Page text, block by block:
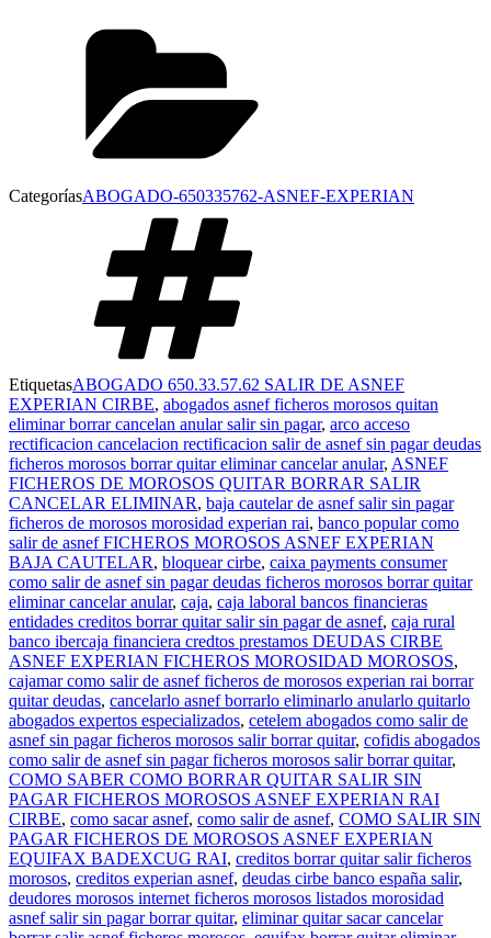
CategoríasABOGADO-650335762-ASNEF-EXPERIAN
EtiquetasABOGADO 650.33.57.62 SALIR DE ASNEF
EXPERIAN CIRBE, abogados asnef ficheros morosos quitan
eliminar borrar cancelan anular salir sin pagar, arco acceso
rectificacion cancelacion rectificacion salir de asnef sin pagar deudas
ficheros morosos borrar quitar eliminar cancelar anular, ASNEF
FICHEROS DE MOROSOS QUITAR BORRAR SALIR
CANCELAR ELIMINAR, baja cautelar de asnef salir sin pagar
ficheros de morosos morosidad experian rai, banco popular como
salir de asnef FICHEROS MOROSOS ASNEF EXPERIAN
BAJA CAUTELAR, bloquear cirbe, caixa payments consumer
como salir de asnef sin pagar deudas ficheros morosos borrar quitar
eliminar cancelar anular, caja, caja laboral bancos financieras
entidades creditos borrar quitar salir sin pagar de asnef, caja rural
banco ibercaja financiera credtos prestamos DEUDAS CIRBE
ASNEF EXPERIAN FICHEROS MOROSIDAD MOROSOS,
cajamar como salir de asnef ficheros de morosos experian rai borrar
quitar deudas, cancelarlo asnef borrarlo eliminarlo anularlo quitarlo
abogados expertos especializados, cetelem abogados como salir de
asnef sin pagar ficheros morosos salir borrar quitar, cofidis abogados
como salir de asnef sin pagar ficheros morosos salir borrar quitar,
COMO SABER COMO BORRAR QUITAR SALIR SIN
PAGAR FICHEROS MOROSOS ASNEF EXPERIAN RAI
CIRBE, como sacar asnef, como salir de asnef, COMO SALIR SIN
PAGAR FICHEROS DE MOROSOS ASNEF EXPERIAN
EQUIFAX BADEXCUG RAI, creditos borrar quitar salir ficheros
morosos, creditos experian asnef, deudas cirbe banco españa salir,
deudores morosos internet ficheros morosos listados morosidad
asnef salir sin pagar borrar quitar, eliminar quitar sacar cancelar